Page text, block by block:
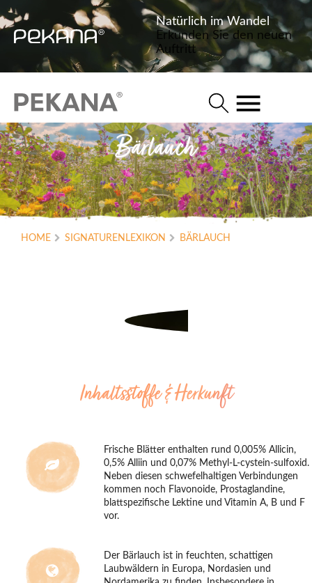
Natürlich im Wandel
Erkunden Sie den neuen
Auftritt
Bärlauch
HOME SIGNATURENLEXIKON BÄRLAUCH
Inhaltsstoffe & Herkunft
Frische Blätter enthalten rund 0,005% Allicin,
0,5% Alliin und 0,07% Methyl-L-cystein-sulfoxid.
Neben diesen schwefelhaltigen Verbindungen
kommen noch Flavonoide, Prostaglandine,
blattspezifische Lektine und Vitamin A, B und F
vor.
Der Bärlauch ist in feuchten, schattigen
Laubwäldern in Europa, Nordasien und